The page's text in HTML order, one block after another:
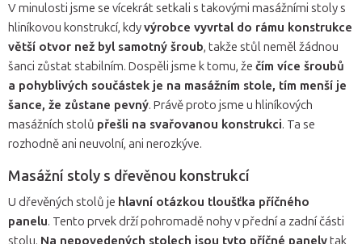
V minulosti jsme se vícekrát setkali s takovými masážními stoly s
hliníkovou konstrukcí, kdyvýrobce vyvrtal do rámu konstrukce
větší otvor než byl samotný šroub, takže stůl neměl žádnou
šanci zůstat stabilním. Dospěli jsme k tomu, že čím více šroubů
a pohyblivých součástek je na masážním stole, tím menší je
šance, že zůstane pevný. Právě proto jsme u hliníkových
masážních stolů přešli na svařovanou konstrukci. Ta se
rozhodně ani neuvolní, ani nerozkýve.
Masážní stoly s dřevěnou konstrukcí
U dřevěných stolů je hlavní otázkou tloušťka příčného
panelu. Tento prvek drží pohromadě nohy v přední a zadní části
stolu. Na nepovedených stolech jsou tyto příčné panelytak